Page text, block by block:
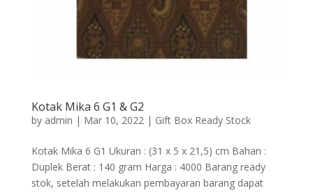
Kotak Mika 6 G1 & G2
by admin | Mar 10, 2022| Gift Box Ready Stock
Kotak Mika 6 G1 Ukuran : (31 x 5 x 21,5) cm Bahan :
Duplek Berat : 140 gram Harga : 4000 Barang ready
stok, setelah melakukan pembayaran barang dapat